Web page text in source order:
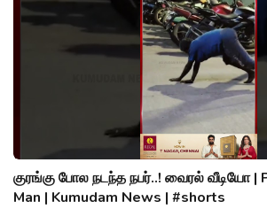
குரங்கு போல நடந்த நபர்..! வைரல் வீடியோ |
Man | Kumudam News | #shorts